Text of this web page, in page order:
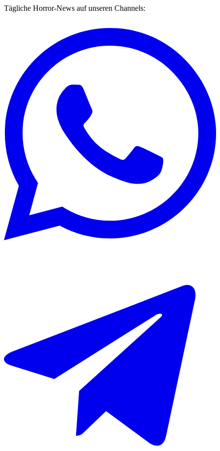
Tägliche Horror-News auf unseren Channels: